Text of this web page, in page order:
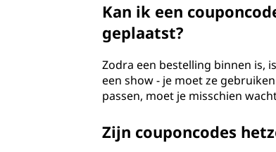
Kan ik een
geplaatst?
Zodra een bestelling binnen is,
een show - je moet ze
passen, moet je misschien
Zijn couponcodes